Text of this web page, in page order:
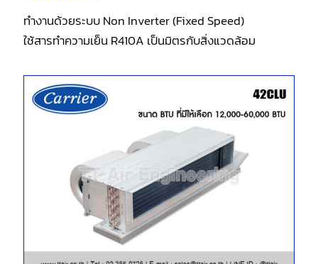
ทำงานด้วยระบบ Non Inverter (Fixed Speed)
ใช้สารทำความเย็น R410A เป็นมิตรกับสิ่งแวดล้อม